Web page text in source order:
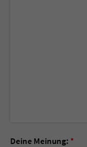
Deine Meinung: *